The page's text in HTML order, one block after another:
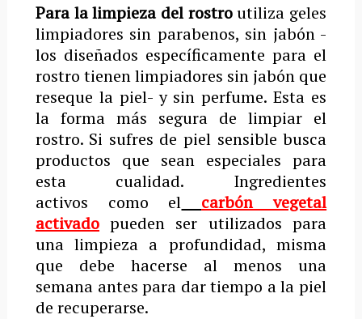
Para la limpieza del rostroutiliza geles
limpiadores sin parabenos, sin jabón -
los diseñados específicamente para el
rostro tienen limpiadores sin jabón que
reseque la piel- y sin perfume. Esta es
la forma más segura de limpiar el
rostro. Si sufres de piel sensible busca
productos que sean especiales para
esta cualidad. Ingredientes
activos como el
carbón vegetal
activadopueden ser utilizados para
una limpieza a profundidad, misma
que debe hacerse al menos una
semana antes para dar tiempo a la piel
de recuperarse.